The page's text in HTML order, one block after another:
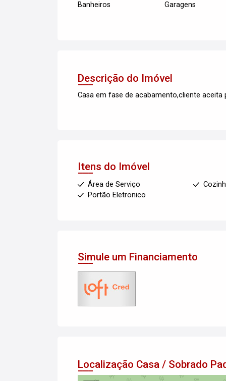
Banheiros Garagens
Descrição do Imóvel
Casa em fase de acabamento,cliente
Itens do Imóvel
Área de Serviço
Portão Eletronico
Simule um Financiamento
Localização Casa / Sobrado